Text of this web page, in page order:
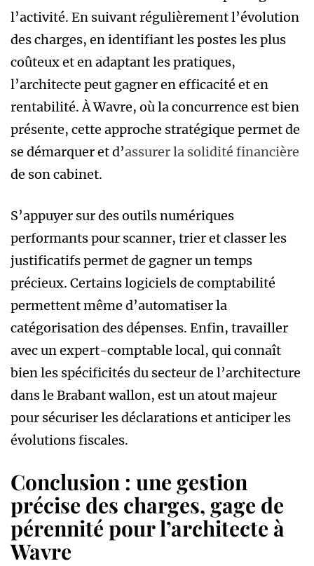
l’activité. En suivant régulièrement l’évolution
des charges, en identifiant les postes les plus
coûteux et en adaptant les pratiques,
l’architecte peut gagner en efficacité et en
rentabilité. À Wavre, où la concurrence est bien
présente, cette approche stratégique permet de
se démarquer et d’assurer la solidité financière
de son cabinet.
S’appuyer sur des outils numériques
performants pour scanner, trier et classer les
justificatifs permet de gagner un temps
précieux. Certains logiciels de comptabilité
permettent même d’automatiser la
catégorisation des dépenses. Enfin, travailler
avec un expert-comptable local, qui connaît
bien les spécificités du secteur de l’architecture
dans le Brabant wallon, est un atout majeur
pour sécuriser les déclarations et anticiper les
évolutions fiscales.
Conclusion : une gestion
précise des charges, gage de
pérennité pour l’architecte à
Wavre